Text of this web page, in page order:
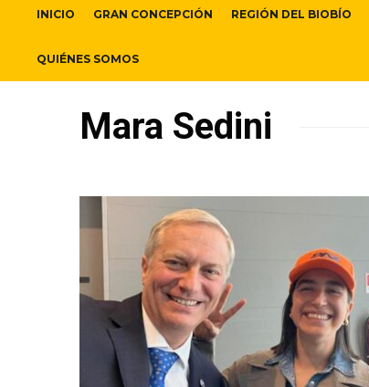
INICIO GRAN CONCEPCIÓN REGIÓN DEL BIOBÍO
QUIÉNES SOMOS
Mara Sedini